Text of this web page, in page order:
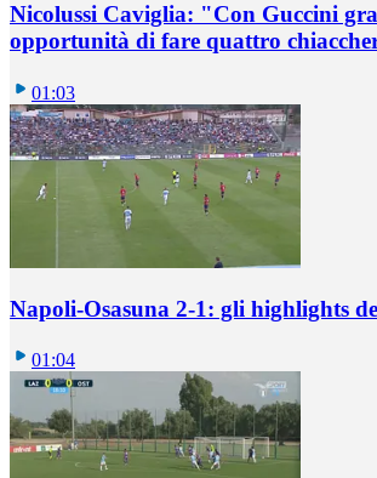
Nicolussi Caviglia: "Con Guccini
opportunità di fare quattro
01:03
Napoli-Osasuna 2-1: gli highlights
01:04